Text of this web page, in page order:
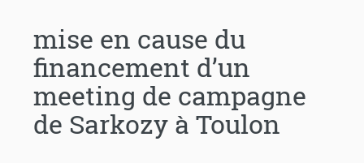
mise en cause du
financement d’un
meeting de campagne
de Sarkozy à Toulon